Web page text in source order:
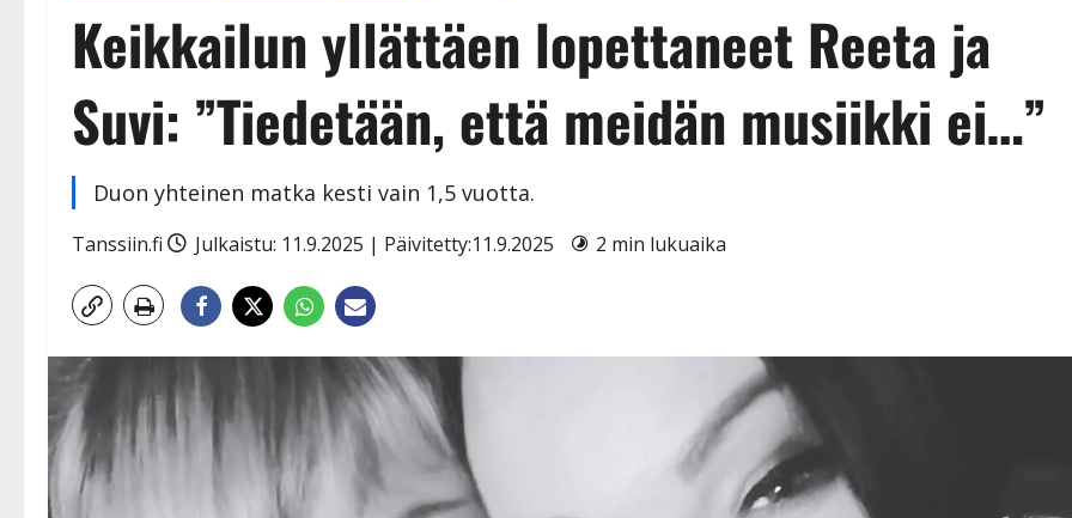
Keikkailun yllättäen lopettaneet Reeta ja
Suvi: ”Tiedetään, että meidän musiikki ei…”
Duon yhteinen matka kesti vain 1,5 vuotta.
Tanssiin.fi Julkaistu: 11.9.2025 | Päivitetty:11.9.2025 2 min lukuaika